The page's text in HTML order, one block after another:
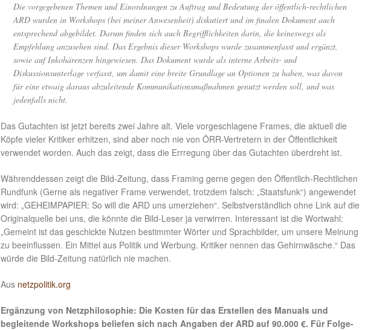
Die vorgegebenen Themen und Einordnungen zu Auftrag und Bedeutung der öffentlich-rechtlichen
ARD wurden in Workshops (bei meiner Anwesenheit) diskutiert und im finalen Dokument auch
entsprechend abgebildet. Darum finden sich auch Begrifflichkeiten darin, die keineswegs als
Empfehlung anzusehen sind. Das Ergebnis dieser Workshops wurde zusammenfasst und ergänzt,
sowie auf Inkohärenzen hingewiesen. Das Dokument wurde als interne Arbeits- und
Diskussionsunterlage verfasst, um damit eine breite Grundlage an Optionen zu haben, was davon
für eine etwaig daraus abzuleitende Kommunikationsmaßnahmen genutzt werden soll, und was
jedenfalls nicht.
Das Gutachten ist jetzt bereits zwei Jahre alt. Viele vorgeschlagene Frames, die aktuell die
Köpfe vieler Kritiker erhitzen, sind aber noch nie von ÖRR-Vertretern in der Öffentlichkeit
verwendet worden. Auch das zeigt, dass die Errregung über das Gutachten überdreht ist.
Währenddessen zeigt die Bild-Zeitung, dass Framing gerne gegen den Öffentlich-Rechtlichen
Rundfunk (Gerne als negativer Frame verwendet, trotzdem falsch: „Staatsfunk“) angewendet
wird: „GEHEIMPAPIER: So will die ARD uns umerziehen“. Selbstverständlich ohne Link auf die
Originalquelle bei uns, die könnte die Bild-Leser ja verwirren. Interessant ist die Wortwahl:
„Gemeint ist das geschickte Nutzen bestimmter Wörter und Sprachbilder, um unsere Meinung
zu beeinflussen. Ein Mittel aus Politik und Werbung. Kritiker nennen das Gehirnwäsche.“ Das
würde die Bild-Zeitung natürlich nie machen.
Aus netzpolitik.org
Ergänzung von Netzphilosophie: Die Kosten für das Erstellen des Manuals und
begleitende Workshops beliefen sich nach Angaben der ARD auf 90.000 €. Für Folge-